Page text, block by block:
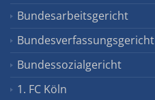
Bundesarbeitsgericht
Bundesverfassungsgericht
Bundessozialgericht
1. FC Köln